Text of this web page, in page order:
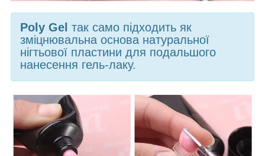
Poly Gel так само підходить як
зміцнювальна основа натуральної
нігтьової пластини для подальшого
нанесення гель-лаку.